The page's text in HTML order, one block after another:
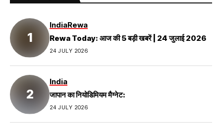
IndiaRewa
Rewa Today: आज की 5 बड़ी खबरें | 24 जुलाई 2026
24 JULY 2026
India
जापान का नियोडिमियम मैग्नेट:
24 JULY 2026